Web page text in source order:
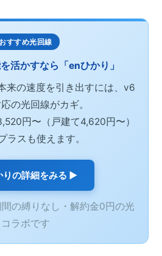
おすすめ光回線
活かすなら「enひかり」
来の速度を引き出すには、v6
の光回線がカギ。
円〜（戸建て4,620円〜）
ラスも使えます。
りの詳細をみる ▶
の縛りなし・解約金0円の光
コラボです